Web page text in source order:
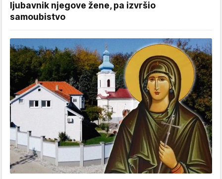
ljubavnik njegove žene, pa izvršio
samoubistvo